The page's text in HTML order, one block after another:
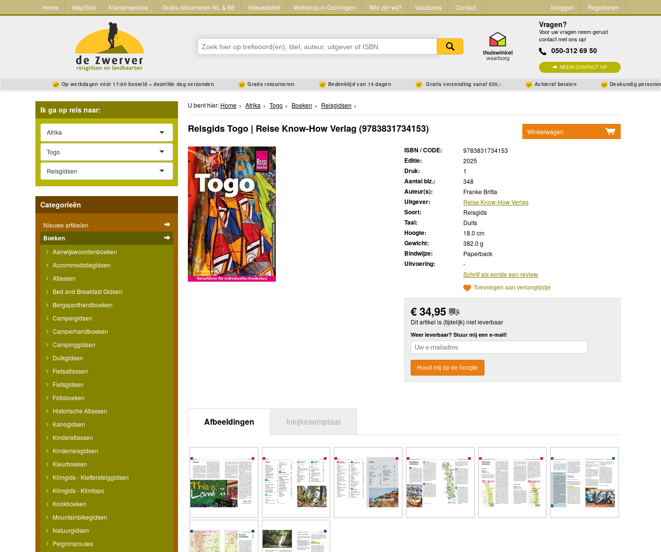
Home MapTool Klantenservice Gratis retourneren NL & BE Nieuwsbrief Webshop in Groningen Wie zijn wij? Vacatures Contact Inloggen Registreren
Vragen?
Voor uw vragen neem gerust
contact met ons op!
050-312 69 50
NEEM CONTACT OP
Op werkdagen vóór 17:00 besteld = dezelfde dag verzonden Gratis retourneren Bedenktijd van 14 dagen Gratis verzending vanaf €50,- Achteraf betalen Deskundig
Ik ga op reis naar:
Afrika
Togo
Reisgidsen
Categorieën
Nieuwe artikelen
Boeken
Aanwijswoordenboeken
Accommodatiegidsen
Atlassen
Bed and Breakfast Gidsen
Bergsporthandboeken
Campergidsen
Camperhandboeken
Campinggidsen
Duikgidsen
Fietsatlassen
Fietsgidsen
Fotoboeken
Historische Atlassen
Kanogidsen
Kinderatlassen
Kinderreisgidsen
Kleurboeken
Klimgids - Klettersteiggidsen
Klimgids - Klimtopo
Kookboeken
Mountainbikegidsen
Natuurgidsen
Pelgrimsroutes
U bent hier: Home Afrika Togo Boeken Reisgidsen
Winkelwagen
Reisgids Togo | Reise Know-How Verlag (9783831734153)
ISBN / CODE: 9783831734153
Editie: 2025
Druk: 1
Aantal blz.: 348
Auteur(s): Franke Britta
Uitgever: Reise Know-How Verlag
Soort: Reisgids
Taal: Duits
Hoogte: 18.0 cm
Gewicht: 382.0 g
Bindwijze: Paperback
Uitvoering:
-
Schrijf als eerste een review
Toevoegen aan verlanglijstje
€34,95
Dit artikel is (tijdelijk) niet leverbaar
Weer leverbaar? Stuur mij een e-mail!
Houd mij op de hoogte
Afbeeldingen Inkijkexemplaar